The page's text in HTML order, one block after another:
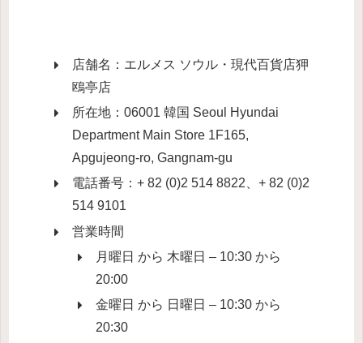
店舗名：エルメス ソウル・現代百貨店狎
鴎亭店
所在地：06001 韓国 Seoul Hyundai
Department Main Store 1F165,
Apgujeong-ro, Gangnam-gu
電話番号：+ 82 (0)2 514 8822、+ 82 (0)2
514 9101
営業時間
月曜日 から 木曜日 – 10:30 から
20:00
金曜日 から 日曜日 – 10:30 から
20:30